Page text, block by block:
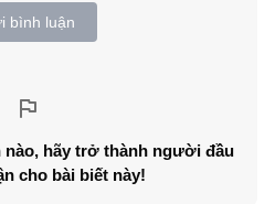
bình luận
nào, hãy trở thành người đầu
cho bài biết này!